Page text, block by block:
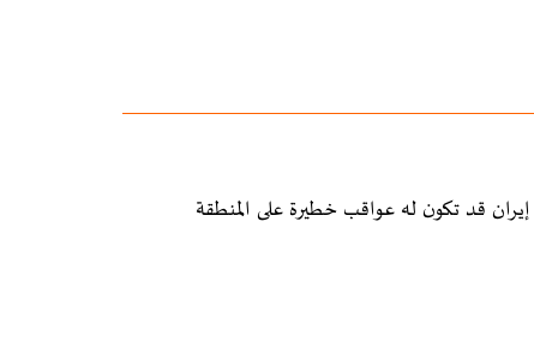
قد تكون له عواقب خطيرة على المنطقة